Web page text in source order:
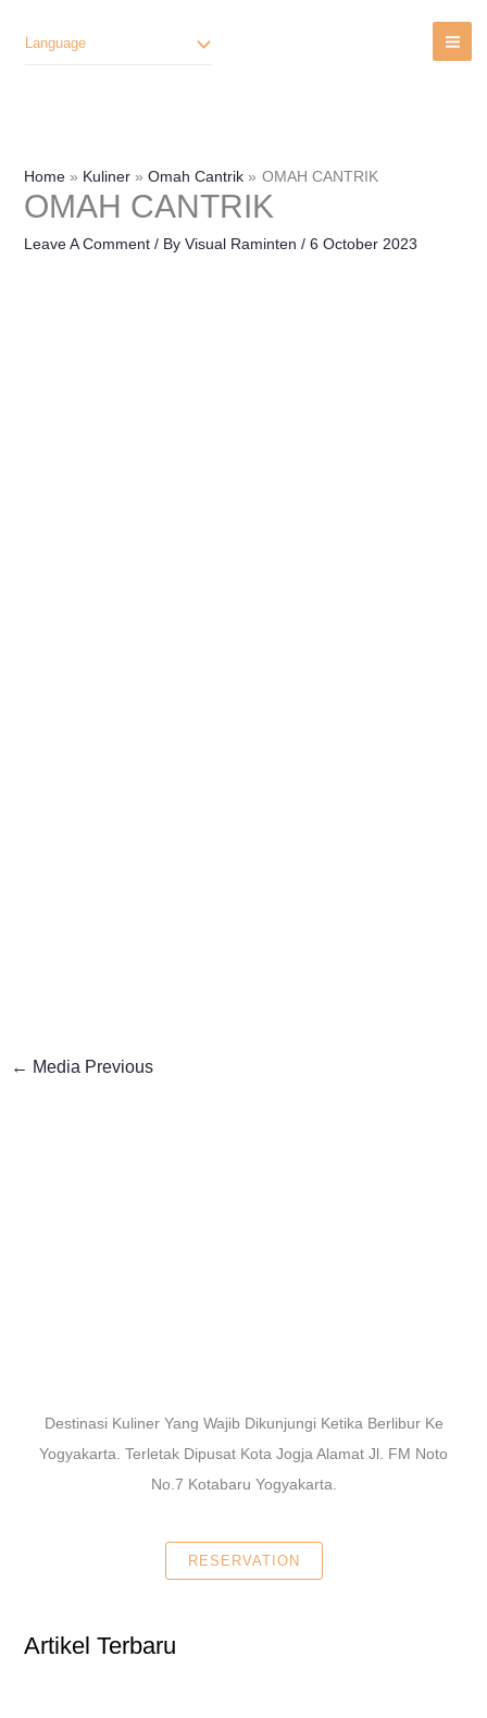
Language
Home Kuliner Omah Cantrik OMAH CANTRIK
OMAH CANTRIK
Leave A Comment / By Visual Raminten / 6 October 2023
← Media Previous
Destinasi Kuliner Yang Wajib Dikunjungi Ketika Berlibur Ke
Yogyakarta. Terletak Dipusat Kota Jogja Alamat Jl. FM Noto
No.7 Kotabaru Yogyakarta.
RESERVATION
Artikel Terbaru